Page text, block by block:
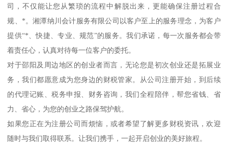
司，不仅能让您从繁琐的流程中解脱出来，更能确保注册过程合
规、*。湘潭纳川会计服务有限公司以客户至上的服务理念，为客户
提供“*、快捷、专业、规范”的服务。我们承诺，每一次服务都会带
着责任心，认真对待每一位客户的委托。
对于邵阳及周边地区的创业者而言，无论您是初次创业还是拓展业
务，我们都愿意成为您身边的财税管家。从公司注册开始，到后续
的代理记账、税务申报、财务咨询，我们全程陪伴，帮您省钱、省
力、省心，为您的创业之路保驾护航。
如果您正在为注册公司而烦恼，或者希望了解更多财税资讯，欢迎
随时与我们取得联系。让我们携手，一起开启创业的美好旅程。